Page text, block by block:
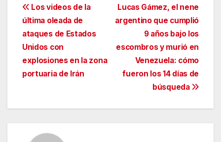
Navegación
de
entradas
Lucas Gámez, el nene
argentino que cumplió
9 años bajo los
escombros y murió en
Venezuela: cómo
fueron los 14 días de
búsqueda
Los videos de la
última oleada de
ataques de Estados
Unidos con
explosiones en la zona
portuaria de Irán